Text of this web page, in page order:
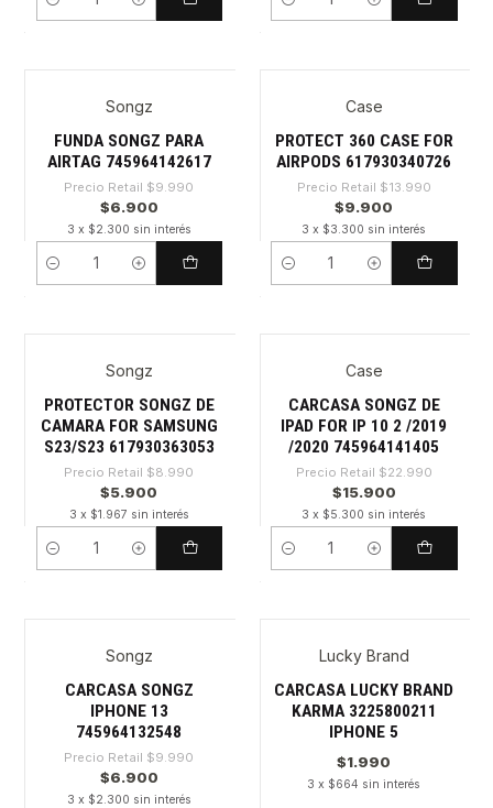
Cantidad Cantidad
Songz
FUNDA SONGZ PARA
AIRTAG 745964142617
Precio Retail $9.990
$6.900
3 x $2.300 sin interés
Cantidad
Case
PROTECT 360 CASE FOR
AIRPODS 617930340726
Precio Retail $13.990
$9.900
3 x $3.300 sin interés
Cantidad
Songz
PROTECTOR SONGZ DE
CAMARA FOR SAMSUNG
S23/S23 617930363053
Precio Retail $8.990
$5.900
3 x $1.967 sin interés
Cantidad
Case
CARCASA SONGZ DE
IPAD FOR IP 10 2 /2019
/2020 745964141405
Precio Retail $22.990
$15.900
3 x $5.300 sin interés
Cantidad
Songz
CARCASA SONGZ
IPHONE 13
745964132548
Precio Retail $9.990
$6.900
3 x $2.300 sin interés
Lucky Brand
CARCASA LUCKY BRAND
KARMA 3225800211
IPHONE 5
$1.990
3 x $664 sin interés